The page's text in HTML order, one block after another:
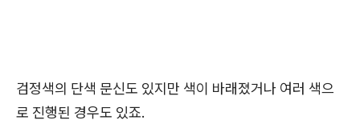
검정색의 단색 문신도 있지만 색이 바래졌거나 여러 색으
로 진행된 경우도 있죠.